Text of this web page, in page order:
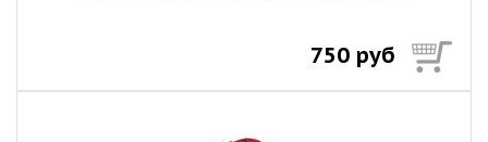
750 руб